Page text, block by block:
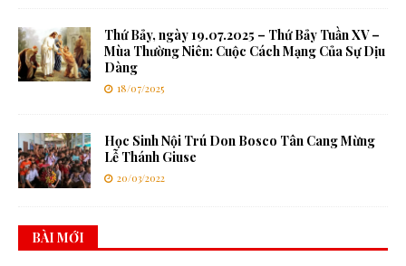
Thứ Bảy, ngày 19.07.2025 – Thứ Bảy Tuần XV –
Mùa Thường Niên: Cuộc Cách Mạng Của Sự Dịu
Dàng
18/07/2025
Học Sinh Nội Trú Don Bosco Tân Cang Mừng
Lễ Thánh Giuse
20/03/2022
BÀI MỚI